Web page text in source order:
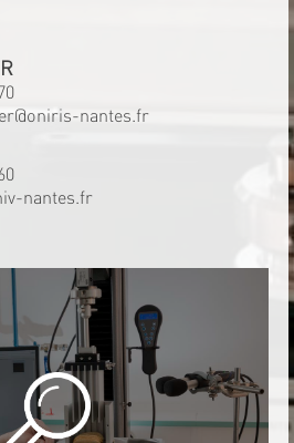
nantes.fr
nantes.fr